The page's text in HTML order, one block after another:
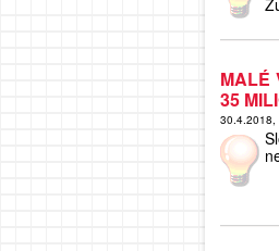
MALÉ
35
30.4.2018,